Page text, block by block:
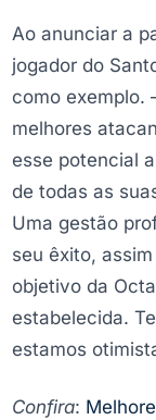
Ao anunciar a
jogador do
como exemplo.
melhores
esse potencial
de todas as
Uma gestão
seu êxito,
objetivo da
estabelecida.
estamos
Confira: